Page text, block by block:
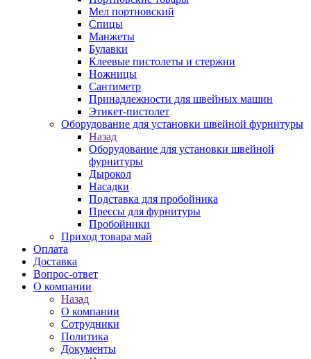
Мел портновский
Спицы
Манжеты
Булавки
Клеевые пистолеты и стержни
Ножницы
Сантиметр
Принадлежности для швейных машин
Этикет-пистолет
Оборудование для установки швейной фурнитуры
Назад
Оборудование для установки швейной
фурнитуры
Дырокол
Насадки
Подставка для пробойника
Прессы для фурнитуры
Пробойники
Приход товара май
Оплата
Доставка
Вопрос-ответ
О компании
Назад
О компании
Сотрудники
Политика
Документы